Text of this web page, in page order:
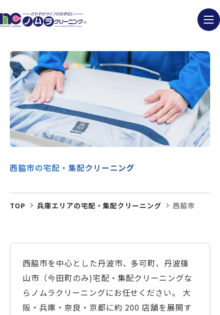
西脇市の宅配・集配クリーニング
TOP 兵庫エリアの宅配・集配クリーニング 西脇市
西脇市を中心とした丹波市、多可町、丹波篠
山市（今田町のみ)宅配・集配クリーニングな
らノムラクリーニングにお任せください。 大
阪・兵庫・奈良・京都に約 200 店舗を展開す